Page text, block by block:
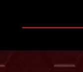
Openinghttps://